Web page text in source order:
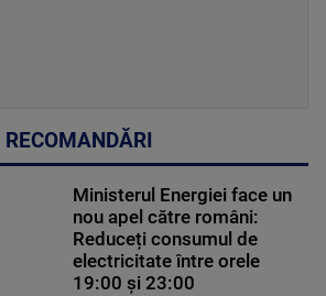
RECOMANDĂRI
Ministerul Energiei face un
nou apel către români:
Reduceți consumul de
electricitate între orele
19:00 și 23:00